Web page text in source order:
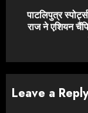
Next
पाटलिपुत्र
राज ने एशियन
Leave a Reply